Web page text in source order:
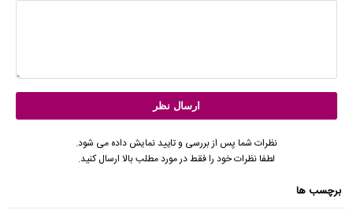
نظرات شما پس از بررسی و تایید نمایش داده می شود.
لطفا نظرات خود را فقط در مورد مطلب بالا ارسال کنید.
برچسب ها